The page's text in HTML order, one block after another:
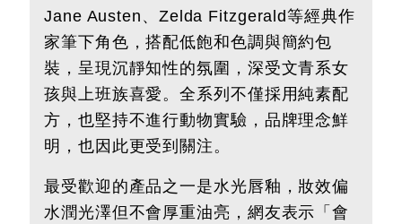
Jane Austen、Zelda Fitzgerald等經典作
家筆下角色，搭配低飽和色調與簡約包
裝，呈現沉靜知性的氛圍，深受文青系女
孩與上班族喜愛。全系列不僅採用純素配
方，也堅持不進行動物實驗，品牌理念鮮
明，也因此更受到關注。
最受歡迎的產品之一是水光唇釉，妝效偏
水潤光澤但不會厚重油亮，網友表示「會